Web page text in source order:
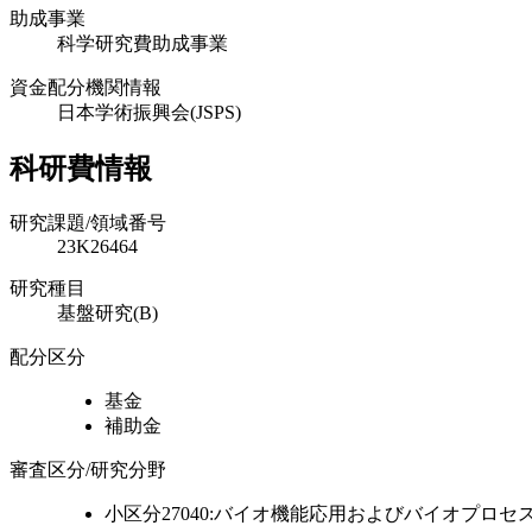
助成事業
科学研究費助成事業
資金配分機関情報
日本学術振興会(JSPS)
科研費情報
研究課題/領域番号
23K26464
研究種目
基盤研究(B)
配分区分
基金
補助金
審査区分/研究分野
小区分27040:バイオ機能応用およびバイオプロセ